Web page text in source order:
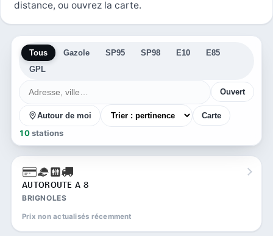
distance, ou ouvrez la carte.
Tous Gazole SP95 SP98 E10
E85
GPL
Ouvert
Autour de moi Carte
10stations
AUTOROUTE A 8
BRIGNOLES
Prix non actualisés récemment